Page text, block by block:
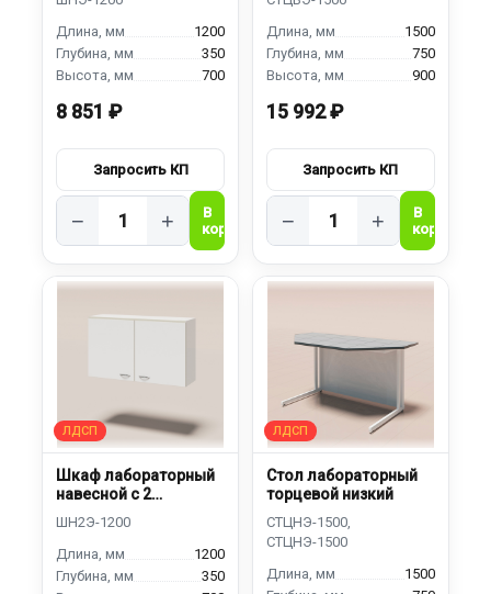
1200
350
700
8 851 ₽
− +
1500
750
900
15 992 ₽
− +
Шкаф лабораторный
навесной с 2
1200
350
Стол лабораторный
торцевой низкий
1500